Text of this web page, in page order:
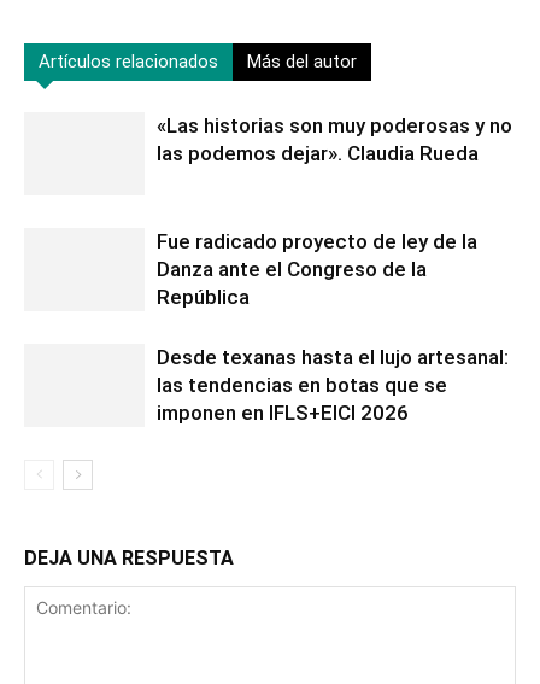
Artículos relacionados Más del autor
«Las historias son muy poderosas y no
las podemos dejar». Claudia Rueda
Fue radicado proyecto de ley de la
Danza ante el Congreso de la
República
Desde texanas hasta el lujo artesanal:
las tendencias en botas que se
imponen en IFLS+EICI 2026
DEJA UNA RESPUESTA